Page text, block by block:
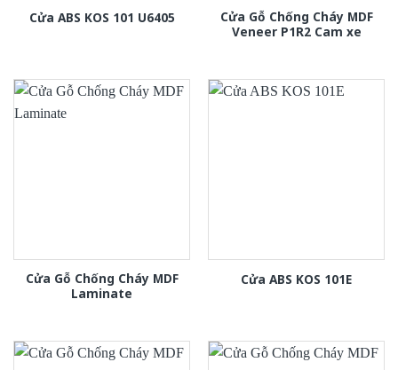
Cửa ABS KOS 101 U6405
Cửa Gỗ Chống Cháy MDF
Veneer P1R2 Cam xe
Cửa Gỗ Chống Cháy MDF
Laminate
Cửa ABS KOS 101E